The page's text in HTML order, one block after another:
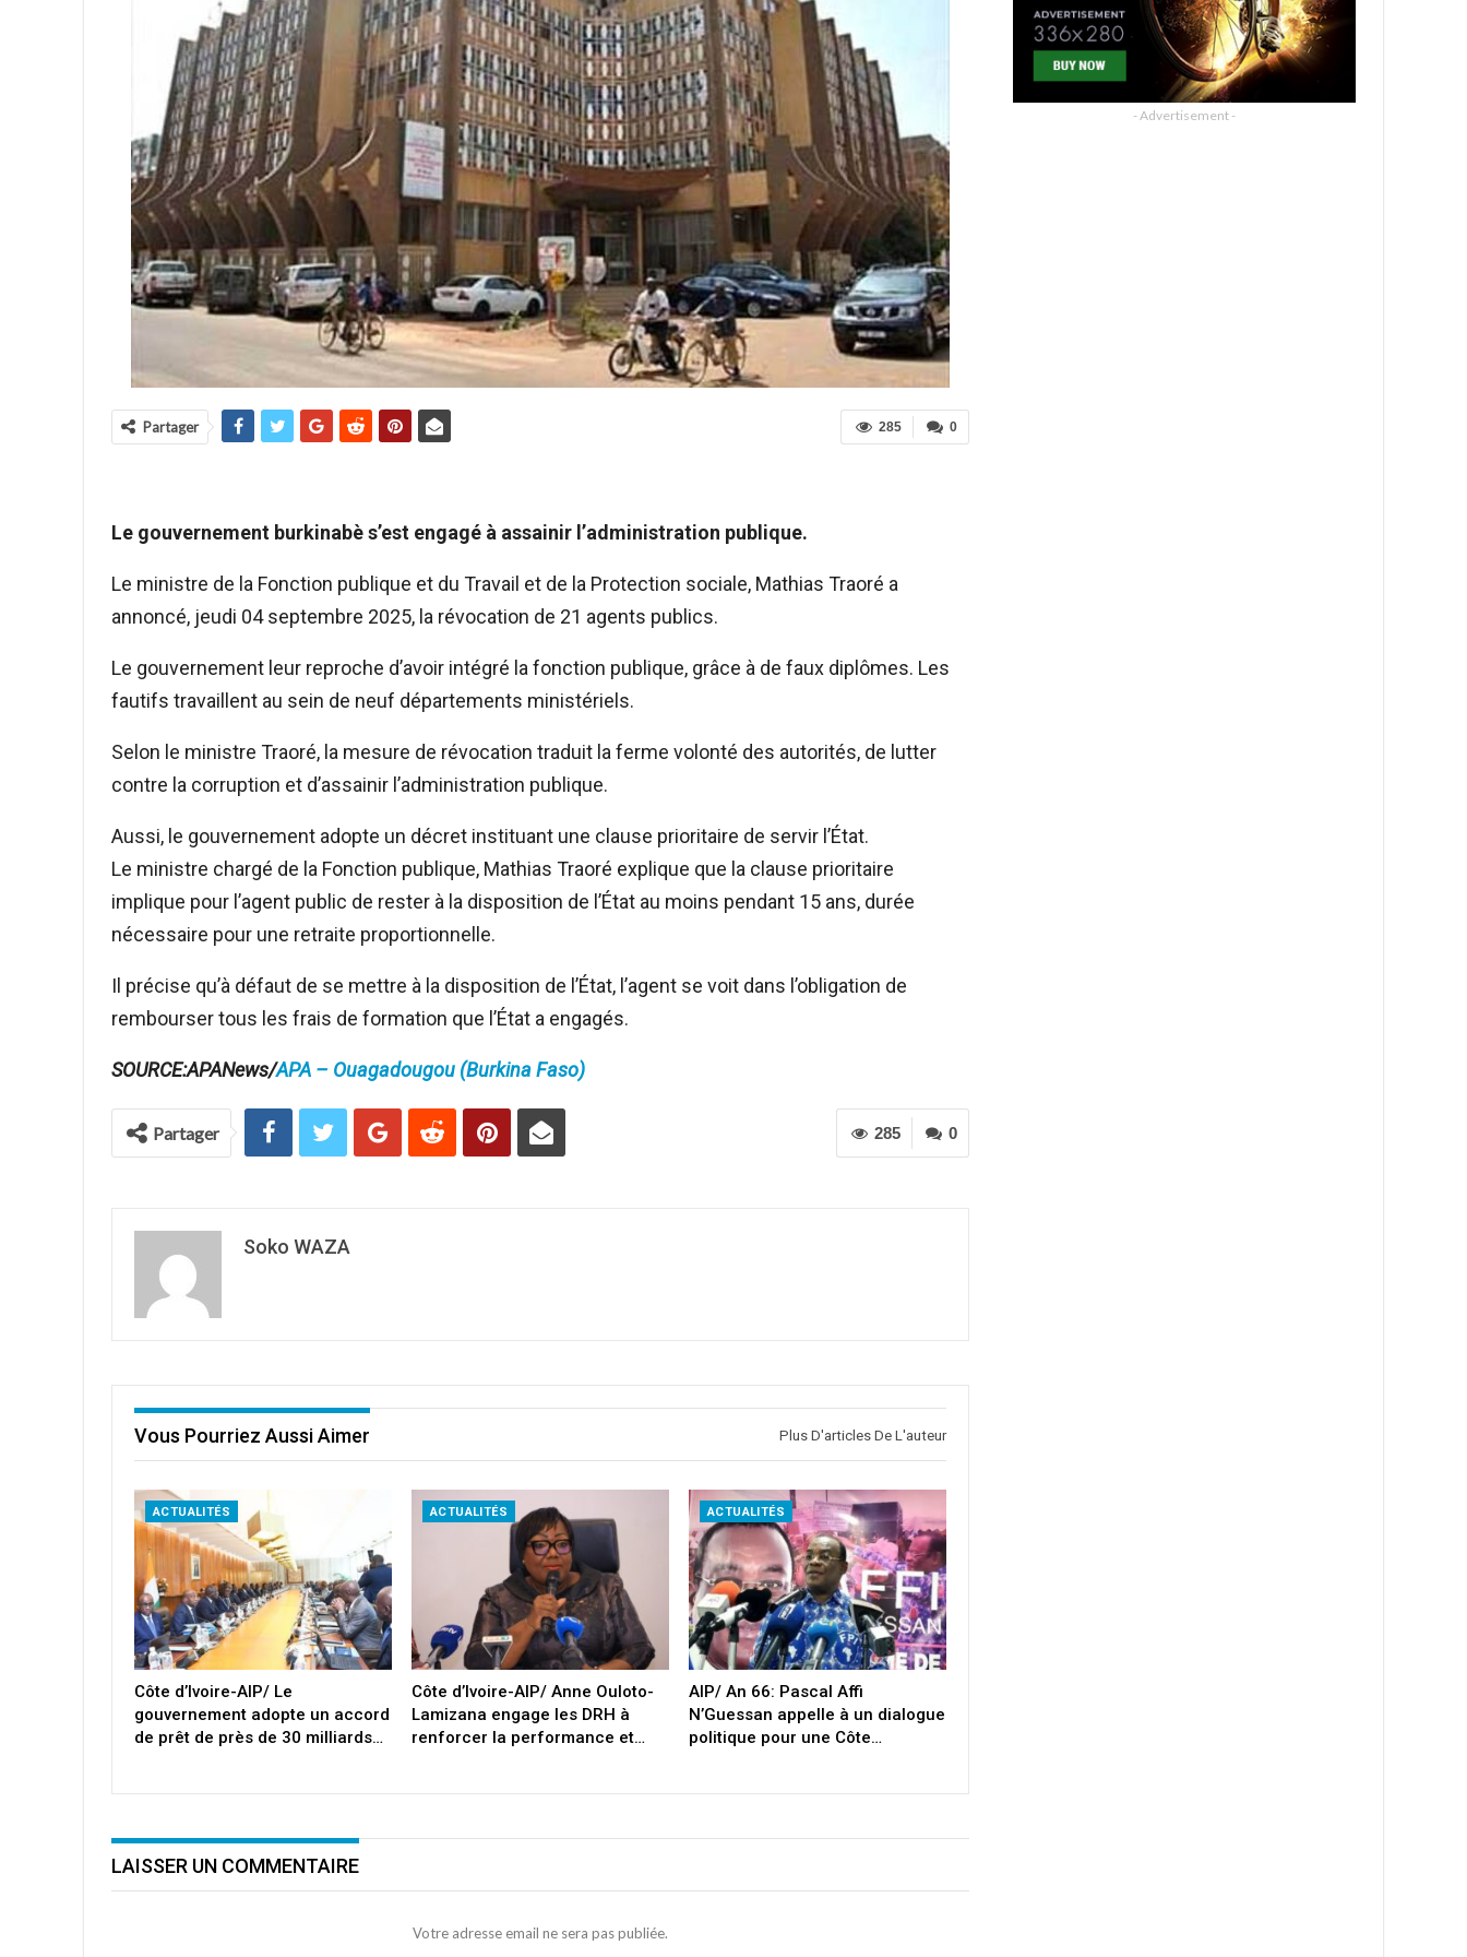
0
285
Partager
Le gouvernement burkinabè s’est engagé à assainir l’administration publique.
Le ministre de la Fonction publique et du Travail et de la Protection sociale, Mathias Traoré a
annoncé, jeudi 04 septembre 2025, la révocation de 21 agents publics.
Le gouvernement leur reproche d’avoir intégré la fonction publique, grâce à de faux diplômes. Les
fautifs travaillent au sein de neuf départements ministériels.
Selon le ministre Traoré, la mesure de révocation traduit la ferme volonté des autorités, de lutter
contre la corruption et d’assainir l’administration publique.
Aussi, le gouvernement adopte un décret instituant une clause prioritaire de servir l’État.
Le ministre chargé de la Fonction publique, Mathias Traoré explique que la clause prioritaire
implique pour l’agent public de rester à la disposition de l’État au moins pendant 15 ans, durée
nécessaire pour une retraite proportionnelle.
Il précise qu’à défaut de se mettre à la disposition de l’État, l’agent se voit dans l’obligation de
rembourser tous les frais de formation que l’État a engagés.
SOURCE:APANews/APA – Ouagadougou (Burkina Faso)
0
285
Partager
Soko WAZA
Vous Pourriez Aussi Aimer Plus D'articles De L'auteur
ACTUALITÉS
Côte d’Ivoire-AIP/ Le
gouvernement adopte un accord
de prêt de près de 30 milliards…
ACTUALITÉS
Côte d’Ivoire-AIP/ Anne Ouloto-
Lamizana engage les DRH à
renforcer la performance et…
ACTUALITÉS
AIP/ An 66: Pascal Affi
N’Guessan appelle à un dialogue
politique pour une Côte…
LAISSER UN COMMENTAIRE
Votre adresse email ne sera pas publiée.
- Advertisement -